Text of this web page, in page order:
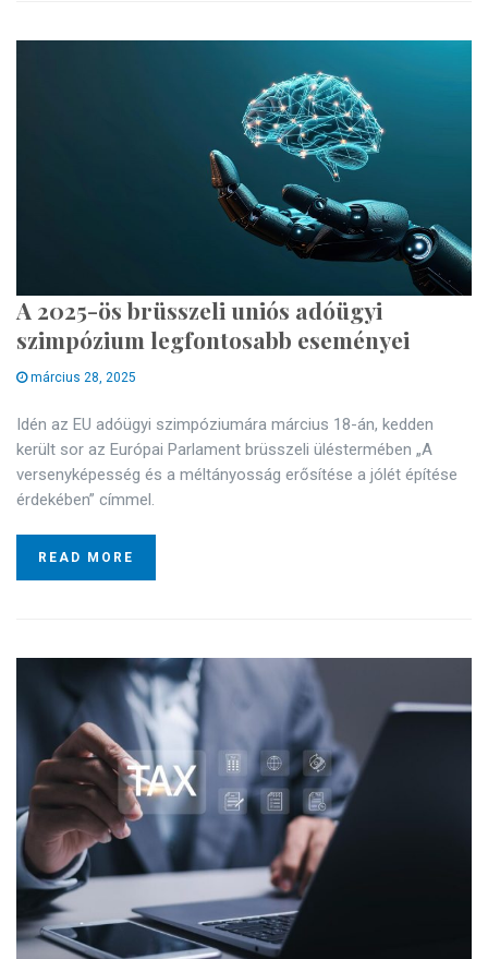
A 2025-ös brüsszeli uniós adóügyi
szimpózium legfontosabb eseményei
március 28, 2025
Idén az EU adóügyi szimpóziumára március 18-án, kedden
került sor az Európai Parlament brüsszeli üléstermében „A
versenyképesség és a méltányosság erősítése a jólét építése
érdekében” címmel.
READ MORE